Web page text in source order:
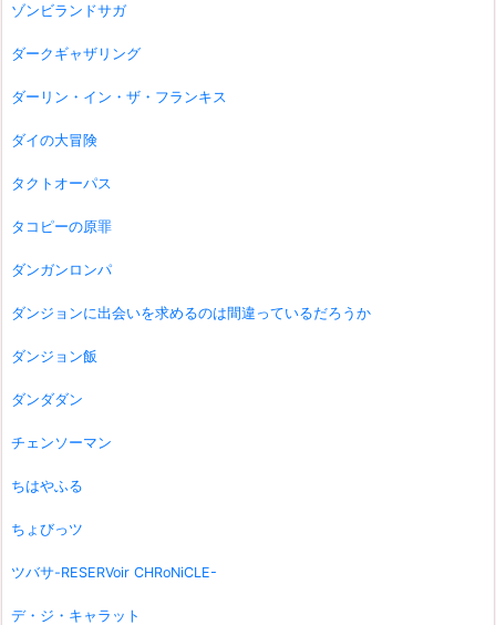
ゾンビランドサガ
ダークギャザリング
ダーリン・イン・ザ・フランキス
ダイの大冒険
タクトオーパス
タコピーの原罪
ダンガンロンパ
ダンジョンに出会いを求めるのは間違っているだろうか
ダンジョン飯
ダンダダン
チェンソーマン
ちはやふる
ちょびっツ
ツバサ-RESERVoir CHRoNiCLE-
デ・ジ・キャラット